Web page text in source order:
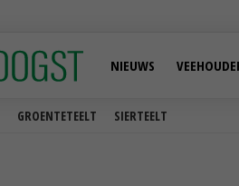
GROENTETEELT SIERTEELT
NIEUWS